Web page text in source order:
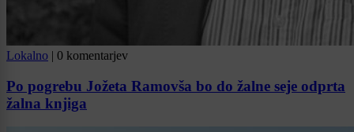
Lokalno | 0 komentarjev
Po pogrebu Jožeta Ramovša bo do žalne seje odprta
žalna knjiga